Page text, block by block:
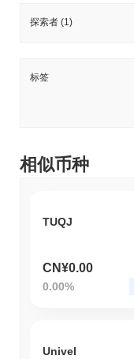
探索者 (1)
标签
相似币种
TUQJ
CN¥0.00
0.00%
Univel